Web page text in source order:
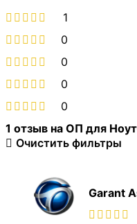
1
0
0
0
0
1 отзыв на ОП для
Очистить фильтры
Garant